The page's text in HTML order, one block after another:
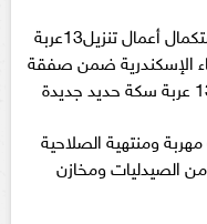
وزير النقل يتابع إستكمال أعمال تنزيل13عربة
الإسكندرية ضمن صفقة
تصنيع وتوريد 1300 عربة سكة حديد جديدة
ومنتهية الصلاحية
الصيدليات ومخازن